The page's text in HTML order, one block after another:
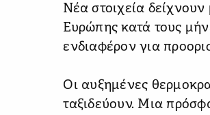
Νέα στοιχεία δείχνουν
Ευρώπης κατά τους
ενδιαφέρον για
Οι αυξημένες
ταξιδεύουν. Μια